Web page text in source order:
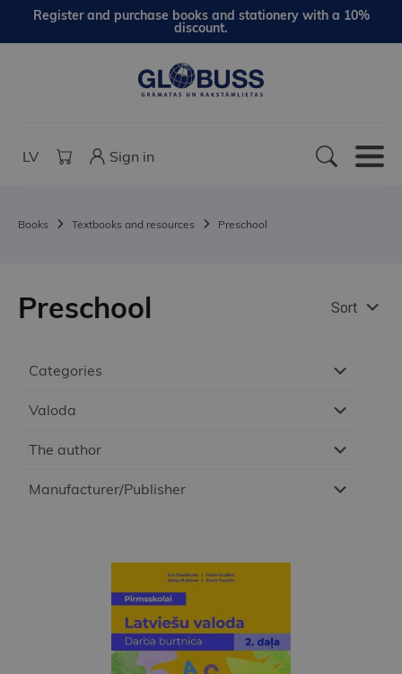
Register and purchase books and stationery with a 10%
discount.
LV Sign in
Books Textbooks and resources Preschool
Categories
Valoda
The author
Manufacturer/Publisher
Preschool Sort